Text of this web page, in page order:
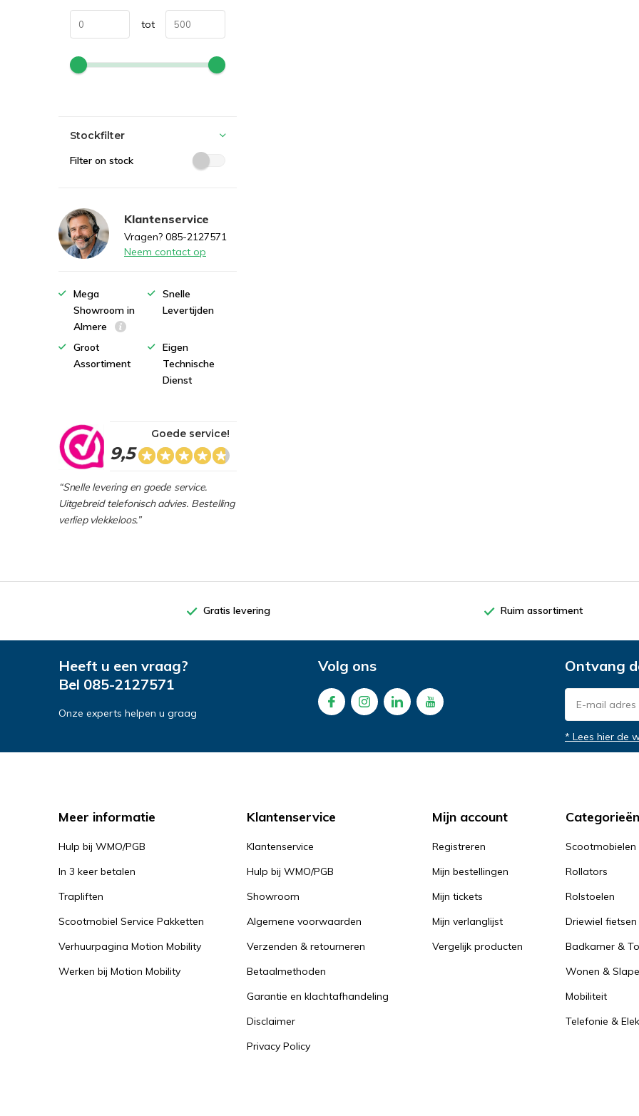
tot
Stockfilter
Filter on stock
Klantenservice
Vragen? 085-2127571
Neem contact op
Mega
Showroom in
Almere
Snelle
Levertijden
Groot
Assortiment
Eigen
Technische
Dienst
9,5
Goede service!
“Snelle levering en goede service.
Uitgebreid telefonisch advies. Bestelling
verliep vlekkeloos.”
Gratis levering Ruim assortiment
Heeft u een vraag?
Bel 085-2127571
Onze experts helpen u graag
Volg ons Ontvang
* Lees hier de
Meer informatie
Hulp bij WMO/PGB
In 3 keer betalen
Trapliften
Scootmobiel Service Pakketten
Verhuurpagina Motion Mobility
Werken bij Motion Mobility
Klantenservice
Klantenservice
Hulp bij WMO/PGB
Showroom
Algemene voorwaarden
Verzenden & retourneren
Betaalmethoden
Garantie en klachtafhandeling
Disclaimer
Privacy Policy
Mijn account
Registreren
Mijn bestellingen
Mijn tickets
Mijn verlanglijst
Vergelijk producten
Categorieën
Scootmobielen
Rollators
Rolstoelen
Driewiel fietsen
Badkamer &
Wonen &
Mobiliteit
Telefonie &